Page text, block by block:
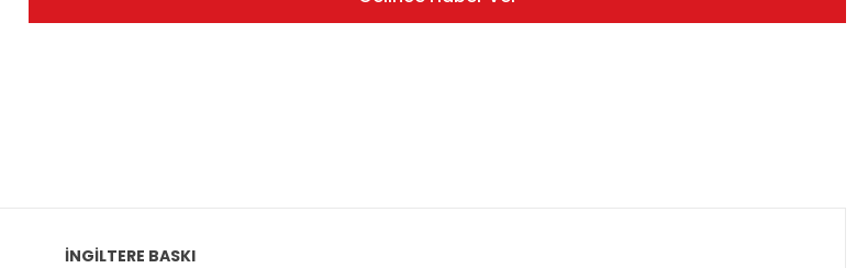
İNGİLTERE BASKI